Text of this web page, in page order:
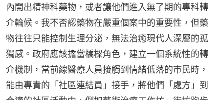
內開出精神科藥物，或者讓他們進入無了期的專科轉
介輪候。我不否認藥物在嚴重個案中的重要性，但藥
物往往只能控制生理分泌，無法治癒現代人深層的孤
獨感。政府應該擔當橋樑角色，建立一個系統性的轉
介機制，當前線醫療人員接觸到情緒低落的市民時，
能由專責的「社區連結員」接手，將他們「處方」到